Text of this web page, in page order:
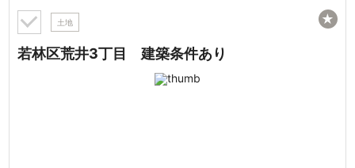
土地
若林区荒井3丁目 建築条件あり
★